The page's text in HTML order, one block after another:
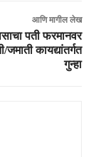
आणि मागील लेख
पती फरमानवर
कायद्यांतर्गत
गुन्हा